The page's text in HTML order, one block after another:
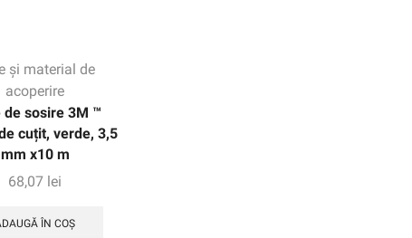
și material de
acoperire
de sosire 3M ™
cuțit, verde, 3,5
mm x10 m
68,07 lei
ÎN COȘ